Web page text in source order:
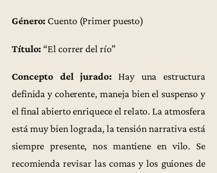
Género: Cuento (Primer puesto)
Título: “El correr del río”
Concepto del jurado: Hay una estructura
definida y coherente, maneja bien el suspenso y
el final abierto enriquece el relato. La atmosfera
está muy bien lograda, la tensión narrativa está
siempre presente, nos mantiene en vilo. Se
recomienda revisar las comas y los guiones de